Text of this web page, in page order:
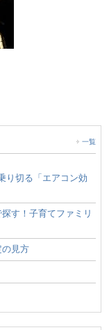
一覧
り切る「エアコン効
す！子育てファミリ
の見方